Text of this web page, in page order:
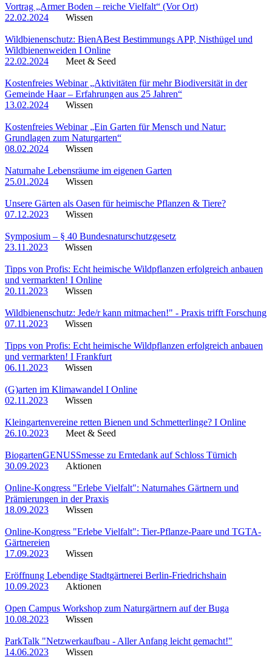
Vortrag „Armer Boden – reiche Vielfalt“ (Vor Ort)
22.02.2024
Wissen
Wildbienenschutz: BienABest Bestimmungs APP, Nisthügel und
Wildbienenweiden I Online
22.02.2024
Meet & Seed
Kostenfreies Webinar „Aktivitäten für mehr Biodiversität in der
Gemeinde Haar – Erfahrungen aus 25 Jahren“
13.02.2024
Wissen
Kostenfreies Webinar „Ein Garten für Mensch und Natur:
Grundlagen zum Naturgarten“
08.02.2024
Wissen
Naturnahe Lebensräume im eigenen Garten
25.01.2024
Wissen
Unsere Gärten als Oasen für heimische Pflanzen & Tiere?
07.12.2023
Wissen
Symposium – § 40 Bundesnaturschutzgesetz
23.11.2023
Wissen
Tipps von Profis: Echt heimische Wildpflanzen erfolgreich anbauen
und vermarkten! I Online
20.11.2023
Wissen
Wildbienenschutz: Jede/r kann mitmachen!" - Praxis trifft Forschung
07.11.2023
Wissen
Tipps von Profis: Echt heimische Wildpflanzen erfolgreich anbauen
und vermarkten! I Frankfurt
06.11.2023
Wissen
(G)arten im Klimawandel I Online
02.11.2023
Wissen
Kleingartenvereine retten Bienen und Schmetterlinge? I Online
26.10.2023
Meet & Seed
BiogartenGENUSSmesse zu Erntedank auf Schloss Türnich
30.09.2023
Aktionen
Online-Kongress "Erlebe Vielfalt": Naturnahes Gärtnern und
Prämierungen in der Praxis
18.09.2023
Wissen
Online-Kongress "Erlebe Vielfalt": Tier-Pflanze-Paare und TGTA-
Gärtnereien
17.09.2023
Wissen
Eröffnung Lebendige Stadtgärtnerei Berlin-Friedrichshain
10.09.2023
Aktionen
Open Campus Workshop zum Naturgärtnern auf der Buga
10.08.2023
Wissen
ParkTalk "Netzwerkaufbau - Aller Anfang leicht gemacht!"
14.06.2023
Wissen